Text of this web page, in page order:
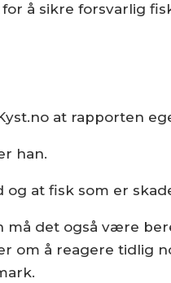
å sikre forsvarlig
at rapporten
han.
at fisk som er
det også være
om å reagere tidlig